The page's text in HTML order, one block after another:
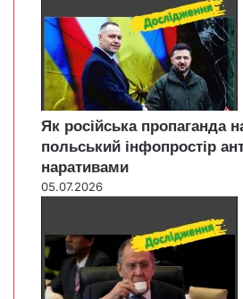
Як російська пропаганда
польський інфопростір
наративами
05.07.2026